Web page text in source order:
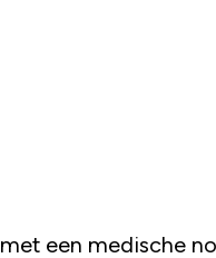
een medische